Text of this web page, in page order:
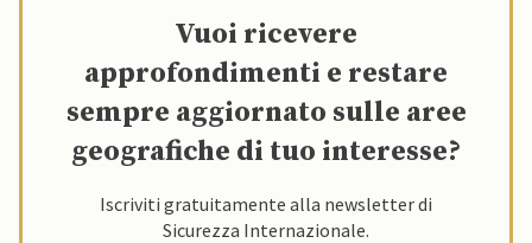
Vuoi ricevere
approfondimenti e restare
sempre aggiornato sulle aree
geografiche di tuo interesse?
Iscriviti gratuitamente alla newsletter di
Sicurezza Internazionale.